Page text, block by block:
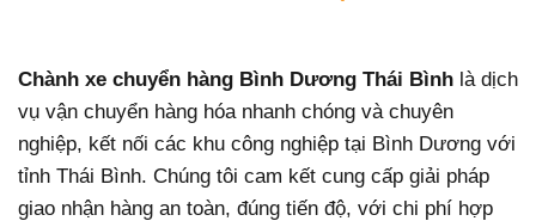
Chành xe chuyển hàng Bình Dương Thái Bình là dịch
vụ vận chuyển hàng hóa nhanh chóng và chuyên
nghiệp, kết nối các khu công nghiệp tại Bình Dương với
tỉnh Thái Bình. Chúng tôi cam kết cung cấp giải pháp
giao nhận hàng an toàn, đúng tiến độ, với chi phí hợp